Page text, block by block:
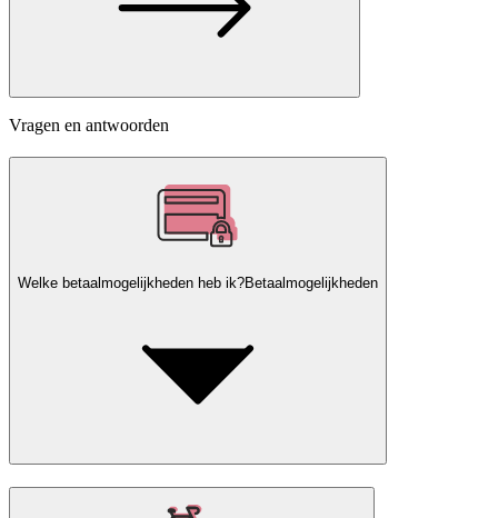
Vragen en antwoorden
Welke betaalmogelijkheden heb ik?Betaalmogelijkheden